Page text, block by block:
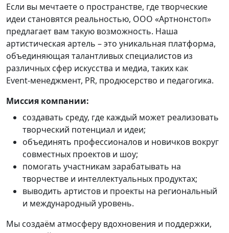
Если вы мечтаете о пространстве, где творческие
идеи становятся реальностью, ООО «Артнонстоп»
предлагает вам такую возможность. Наша
артистическая артель – это уникальная платформа,
объединяющая талантливых специалистов из
различных сфер искусства и медиа, таких как
Event‑менеджмент, PR, продюсерство и педагогика.
Миссия компании:
создавать среду, где каждый может реализовать
творческий потенциал и идеи;
объединять профессионалов и новичков вокруг
совместных проектов и шоу;
помогать участникам зарабатывать на
творчестве и интеллектуальных продуктах;
выводить артистов и проекты на региональный
и международный уровень.
Мы создаём атмосферу вдохновения и поддержки,